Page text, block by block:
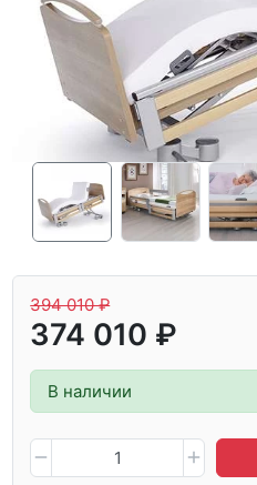
394 010 ₽
374 010 ₽
В наличии